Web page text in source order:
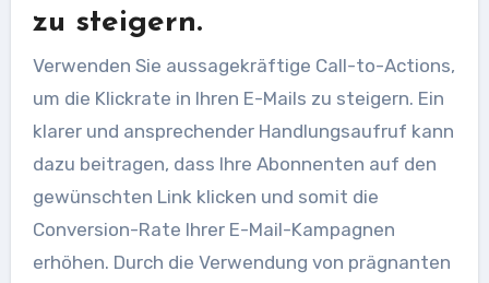
zu steigern.
Verwenden Sie aussagekräftige Call-to-Actions,
um die Klickrate in Ihren E-Mails zu steigern. Ein
klarer und ansprechender Handlungsaufruf kann
dazu beitragen, dass Ihre Abonnenten auf den
gewünschten Link klicken und somit die
Conversion-Rate Ihrer E-Mail-Kampagnen
erhöhen. Durch die Verwendung von prägnanten